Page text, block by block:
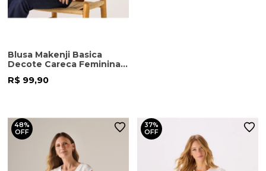
Blusa Makenji Basica
Decote Careca Feminina
R$ 99,90
48%
OFF
37%
OFF